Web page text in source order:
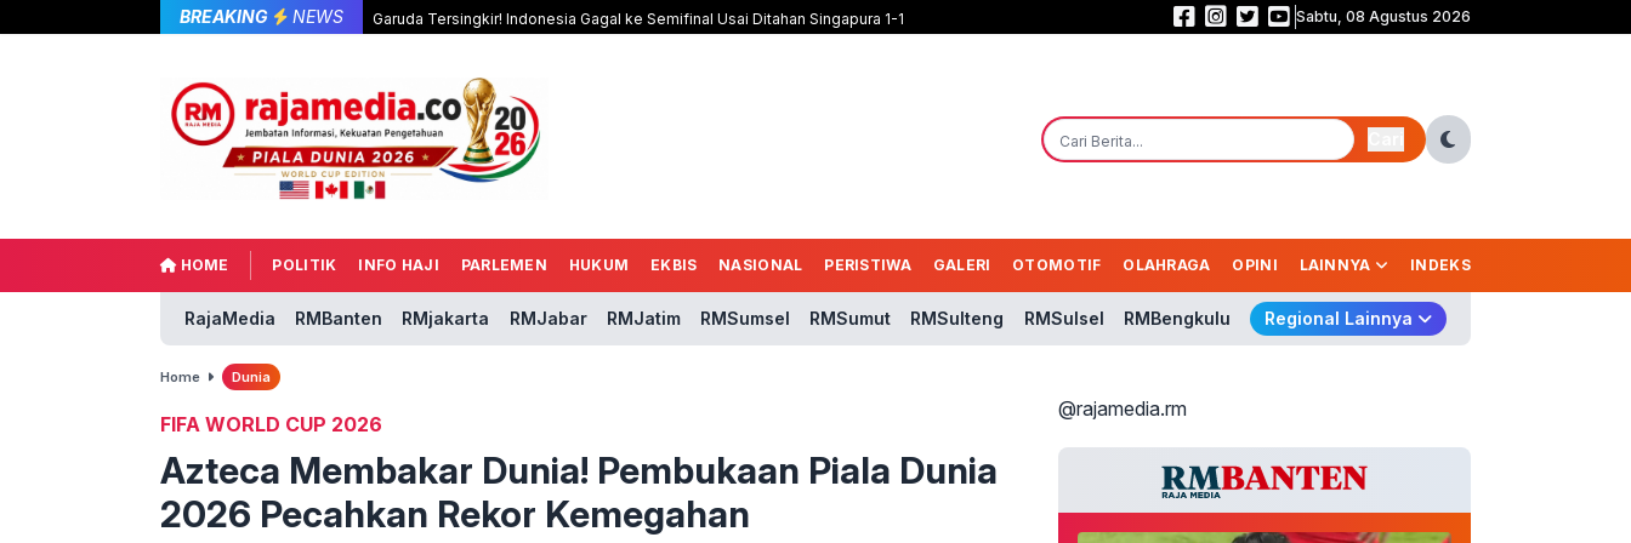
BREAKING NEWS Garuda Tersingkir! Indonesia Gagal ke Semifinal Usai Ditahan Singapura 1-1 Babak Pertama Garuda Masih Buntu! Indonesia Vs Singapura 0-0
Sabtu, 08 Agustus 2026
HOME POLITIK INFO HAJI PARLEMEN HUKUM EKBIS NASIONAL PERISTIWA GALERI OTOMOTIF OLAHRAGA OPINI LAINNYA INDEKS
RajaMedia RMBanten RMjakarta RMJabar RMJatim RMSumsel RMSumut RMSulteng RMSulsel RMBengkulu Regional Lainnya
Home Dunia
FIFA WORLD CUP 2026
Azteca Membakar Dunia! Pembukaan Piala Dunia
2026 Pecahkan Rekor Kemegahan
@rajamedia.rm